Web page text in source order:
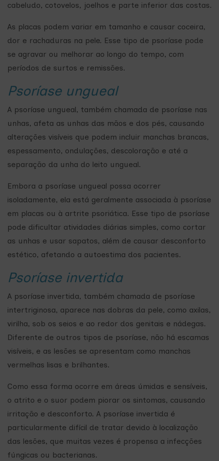
cabeludo, cotovelos, joelhos e parte inferior das costas.
As placas podem variar em tamanho e causar coceira,
dor e rachaduras na pele. Esse tipo de psoríase pode
se agravar ou melhorar ao longo do tempo, com
períodos de surtos e remissões.
Psoríase ungueal
A psoríase ungueal, também chamada de psoríase nas
unhas, afeta as unhas das mãos e dos pés, causando
alterações visíveis que podem incluir manchas brancas,
espessamento, ondulações, descoloração e até a
separação da unha do leito ungueal.
Embora a psoríase ungueal possa ocorrer
isoladamente, ela está geralmente associada à psoríase
em placas ou à artrite psoriática. Esse tipo de psoríase
pode dificultar atividades diárias simples, como cortar
as unhas e usar sapatos, além de causar desconforto
estético, afetando a autoestima dos pacientes.
Psoríase invertida
A psoríase invertida, também chamada de psoríase
intertriginosa, aparece nas dobras da pele, como axilas,
virilha, sob os seios e ao redor dos genitais e nádegas.
Diferente de outros tipos de psoríase, não há escamas
visíveis, e as lesões se apresentam como manchas
vermelhas lisas e brilhantes.
Como essa forma ocorre em áreas úmidas e sensíveis,
o atrito e o suor podem piorar os sintomas, causando
irritação e desconforto. A psoríase invertida é
particularmente difícil de tratar devido à localização
das lesões, que muitas vezes é propensa a infecções
fúngicas ou bacterianas.